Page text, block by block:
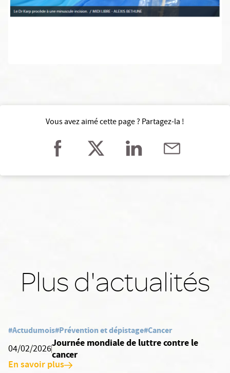
Vous avez aimé cette page ? Partagez-la !
Plus d'actualités
#Actudumois#Prévention et dépistage#Cancer
04/02/2026
Journée mondiale de luttre contre le
cancer
En savoir plus